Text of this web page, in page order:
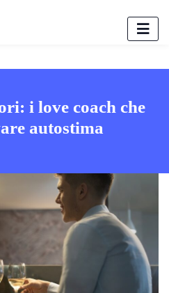
i love coach che
autostima